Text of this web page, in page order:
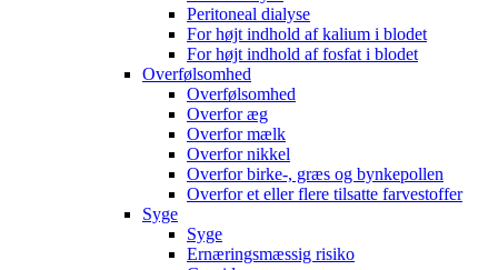
Peritoneal dialyse
For højt indhold af kalium i blodet
For højt indhold af fosfat i blodet
Overfølsomhed
Overfølsomhed
Overfor æg
Overfor mælk
Overfor nikkel
Overfor birke-, græs og bynkepollen
Overfor et eller flere tilsatte farvestoffer
Syge
Syge
Ernæringsmæssig risiko